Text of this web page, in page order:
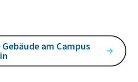
am Campus